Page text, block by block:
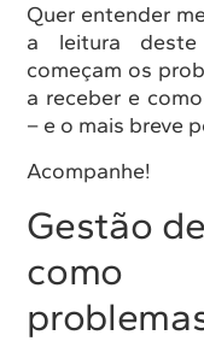
Quer entender
a leitura
começam os
a receber e
– e o mais breve
Acompanhe!
Gestão
como